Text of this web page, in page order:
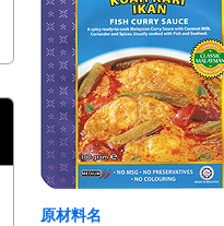
原材料名